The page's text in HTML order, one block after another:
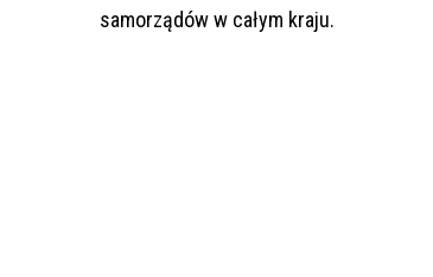
samorządów w całym kraju.